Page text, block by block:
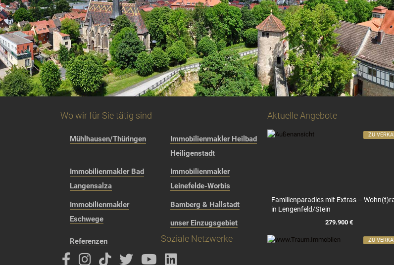
Wo wir für Sie tätig sind
Mühlhausen/Thüringen
Immobilienmakler Heilbad
Heiligenstadt
Immobilienmakler Bad
Langensalza
Immobilienmakler
Leinefelde-Worbis
Immobilienmakler
Eschwege
Bamberg & Hallstadt
unser Einzugsgebiet
Referenzen Soziale Netzwerke
Aktuelle Angebote
Familienparadies mit Extras –
in Lengenfeld/Stein
279.900 €
ZU
ZU